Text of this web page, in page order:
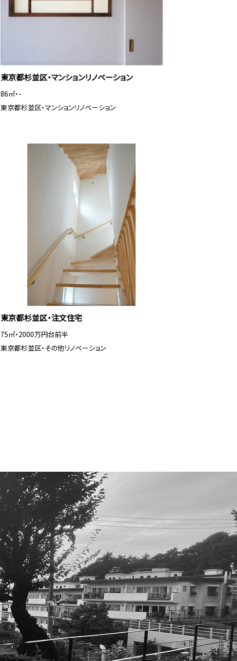
東京都杉並区・マンションリノベーション
86㎡・-
東京都杉並区・マンションリノベーション
東京都杉並区・注文住宅
75㎡・2000万円台前半
東京都杉並区・その他リノベーション